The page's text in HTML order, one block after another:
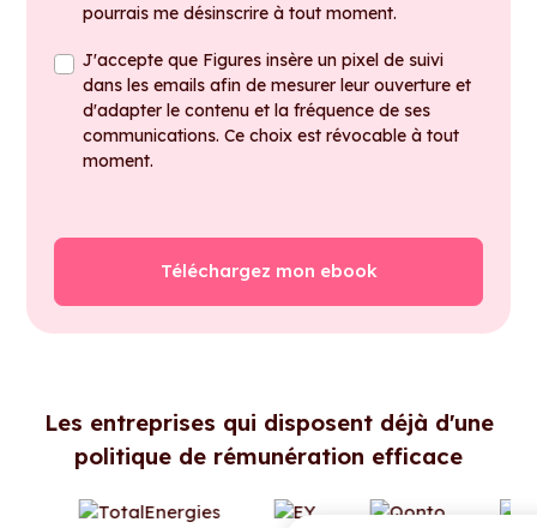
pourrais me désinscrire à tout moment.
J'accepte que Figures insère un pixel de suivi
dans les emails afin de mesurer leur ouverture et
d'adapter le contenu et la fréquence de ses
communications. Ce choix est révocable à tout
moment.
Les entreprises qui disposent déjà d'une
politique de rémunération efficace